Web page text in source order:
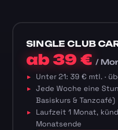
SINGLE CLUB
ab 39 €/
Unter 21: 39 € mtl. ·
Jede Woche eine
Basiskurs & Tanzcafé)
Laufzeit 1 Monat,
Monatsende